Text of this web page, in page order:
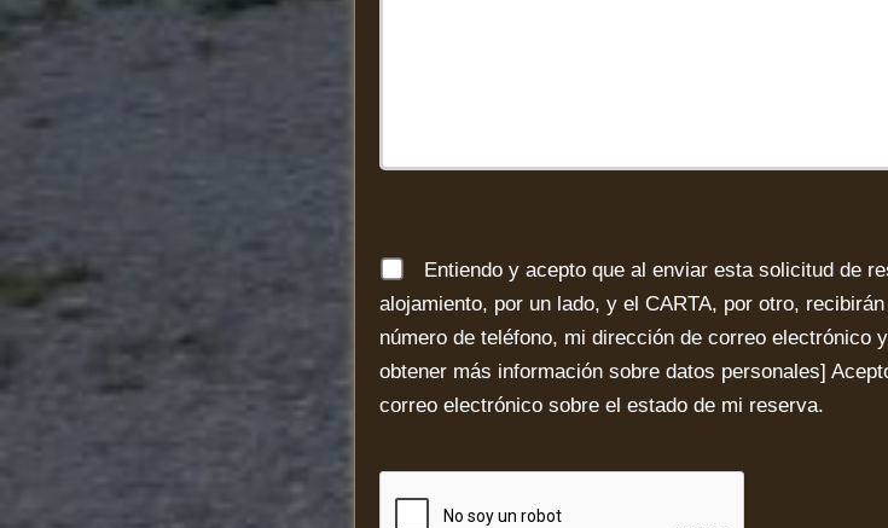
Entiendo y acepto que al enviar esta solicitud de
alojamiento, por un lado, y el CARTA, por otro,
número de teléfono, mi dirección de correo electrónico
obtener más información sobre datos personales]
correo electrónico sobre el estado de mi reserva.